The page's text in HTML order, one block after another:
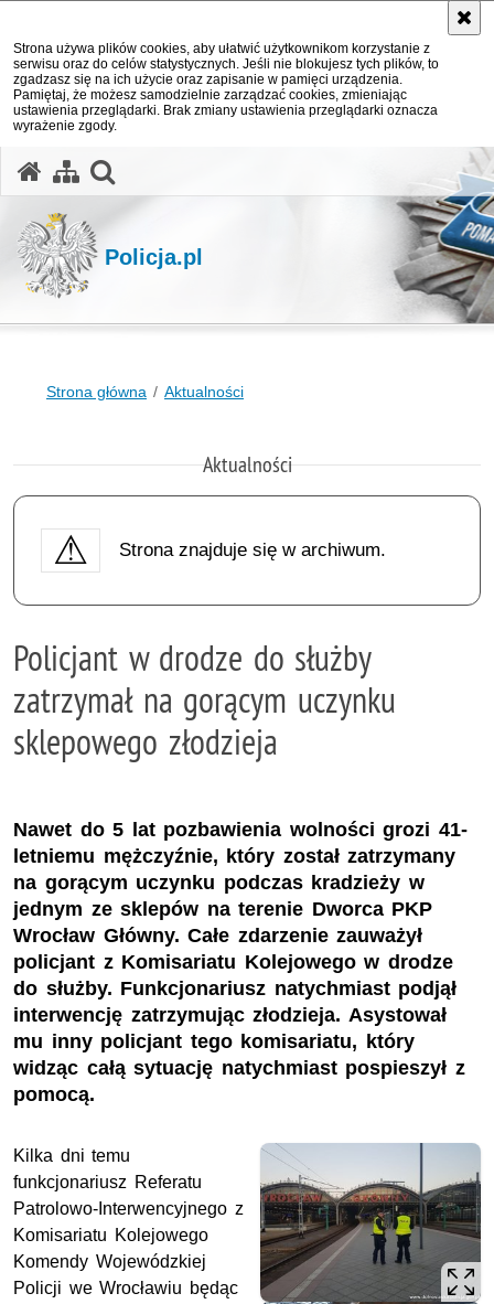
Strona używa plików cookies, aby ułatwić użytkownikom korzystanie z
serwisu oraz do celów statystycznych. Jeśli nie blokujesz tych plików, to
zgadzasz się na ich użycie oraz zapisanie w pamięci urządzenia.
Pamiętaj, że możesz samodzielnie zarządzać cookies, zmieniając
ustawienia przeglądarki. Brak zmiany ustawienia przeglądarki oznacza
wyrażenie zgody.
Policja.pl
Strona główna Aktualności
Aktualności
Strona znajduje się w archiwum.
Policjant w drodze do służby
zatrzymał na gorącym uczynku
sklepowego złodzieja
Nawet do 5 lat pozbawienia wolności grozi 41-
letniemu mężczyźnie, który został zatrzymany
na gorącym uczynku podczas kradzieży w
jednym ze sklepów na terenie Dworca PKP
Wrocław Główny. Całe zdarzenie zauważył
policjant z Komisariatu Kolejowego w drodze
do służby. Funkcjonariusz natychmiast podjął
interwencję zatrzymując złodzieja. Asystował
mu inny policjant tego komisariatu, który
widząc całą sytuację natychmiast pospieszył z
pomocą.
Kilka dni temu
funkcjonariusz Referatu
Patrolowo-Interwencyjnego z
Komisariatu Kolejowego
Komendy Wojewódzkiej
Policji we Wrocławiu będąc